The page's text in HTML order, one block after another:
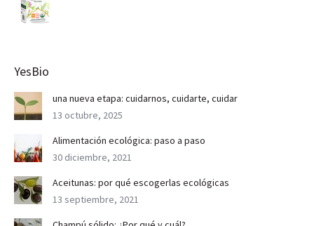
YesBio
una nueva etapa: cuidarnos, cuidarte, cuidar
13 octubre, 2025
Alimentación ecológica: paso a paso
30 diciembre, 2021
Aceitunas: por qué escogerlas ecológicas
13 septiembre, 2021